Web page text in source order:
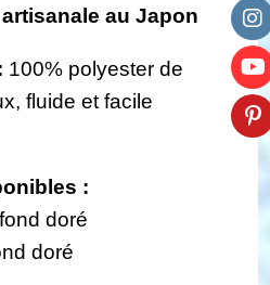
au Japon
100% polyester de
fluide et facile
:
doré
doré